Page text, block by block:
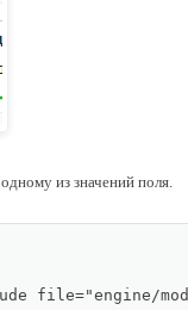
из значений поля.